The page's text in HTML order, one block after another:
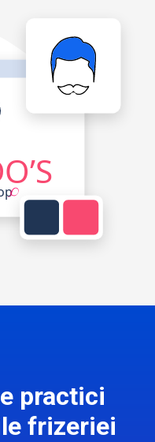
practici
frizeriei